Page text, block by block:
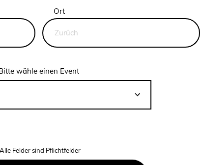
Ort
wähle einen Event
Felder sind Pflichtfelder